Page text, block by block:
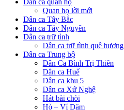
Quan họ lời mới
Dân ca Tây Bắc
Dân ca Tây Nguyên
Dân ca trữ tình
Dân ca trữ tình quê hương
Dân ca Trung bộ
Dân Ca Bình Trị Thiên
Dân ca Huế
Dân ca khu 5
Dân ca Xứ Nghệ
Hát bài chòi
Hò – Ví Dặm